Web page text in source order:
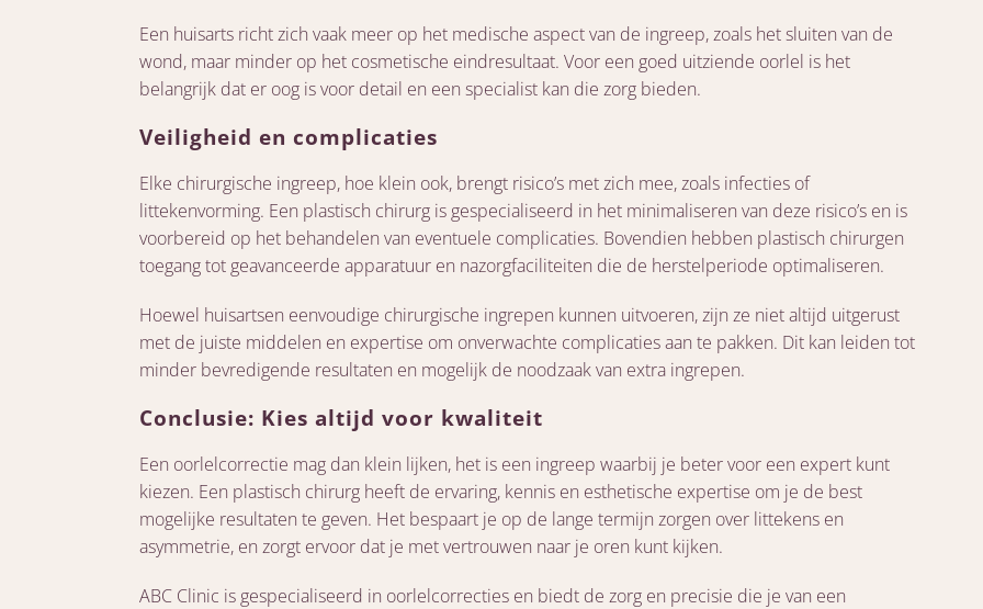
Een huisarts richt zich vaak meer op het medische aspect van de ingreep, zoals het sluiten van de
wond, maar minder op het cosmetische eindresultaat. Voor een goed uitziende oorlel is het
belangrijk dat er oog is voor detail en een specialist kan die zorg bieden.
Veiligheid en complicaties
Elke chirurgische ingreep, hoe klein ook, brengt risico’s met zich mee, zoals infecties of
littekenvorming. Een plastisch chirurg is gespecialiseerd in het minimaliseren van deze risico’s en is
voorbereid op het behandelen van eventuele complicaties. Bovendien hebben plastisch chirurgen
toegang tot geavanceerde apparatuur en nazorgfaciliteiten die de herstelperiode optimaliseren.
Hoewel huisartsen eenvoudige chirurgische ingrepen kunnen uitvoeren, zijn ze niet altijd uitgerust
met de juiste middelen en expertise om onverwachte complicaties aan te pakken. Dit kan leiden tot
minder bevredigende resultaten en mogelijk de noodzaak van extra ingrepen.
Conclusie: Kies altijd voor kwaliteit
Een oorlelcorrectie mag dan klein lijken, het is een ingreep waarbij je beter voor een expert kunt
kiezen. Een plastisch chirurg heeft de ervaring, kennis en esthetische expertise om je de best
mogelijke resultaten te geven. Het bespaart je op de lange termijn zorgen over littekens en
asymmetrie, en zorgt ervoor dat je met vertrouwen naar je oren kunt kijken.
ABC Clinic is gespecialiseerd in oorlelcorrecties en biedt de zorg en precisie die je van een